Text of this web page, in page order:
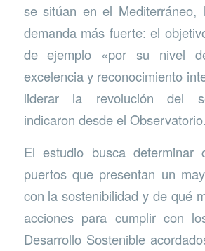
se sitúan en el Mediterráneo,
demanda más fuerte: el
de ejemplo «por su nivel
excelencia y reconocimiento
liderar la revolución del
indicaron desde el Observatorio.
El estudio busca determinar
puertos que presentan un
con la sostenibilidad y de qué
acciones para cumplir con
Desarrollo Sostenible